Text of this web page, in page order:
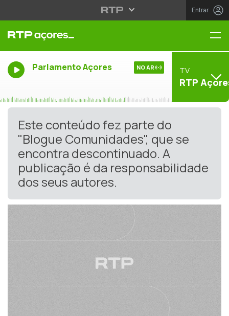
Entrar
Parlamento Açores NO AR TV
RTP
Este conteúdo fez parte do
"Blogue Comunidades", que se
encontra descontinuado. A
publicação é da responsabilidade
dos seus autores.